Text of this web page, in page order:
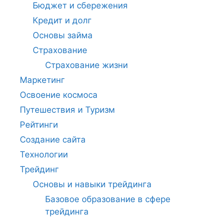
Бюджет и сбережения
Кредит и долг
Основы займа
Страхование
Страхование жизни
Маркетинг
Освоение космоса
Путешествия и Туризм
Рейтинги
Создание сайта
Технологии
Трейдинг
Основы и навыки трейдинга
Базовое образование в сфере
трейдинга